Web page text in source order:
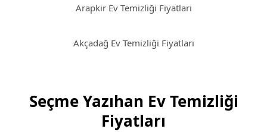
Arapkir Ev Temizliği Fiyatları
Akçadağ Ev Temizliği Fiyatları
Seçme Yazıhan Ev Temizliği
Fiyatları